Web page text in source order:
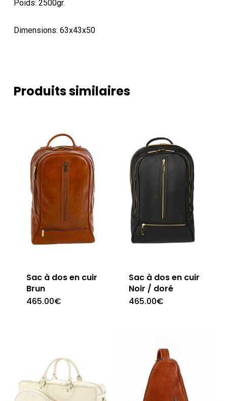
Poids: 2500gr.
Dimensions: 63x43x50
Produits similaires
Sac à dos en cuir
Brun
465.00€
Sac à dos en cuir
Noir / doré
465.00€